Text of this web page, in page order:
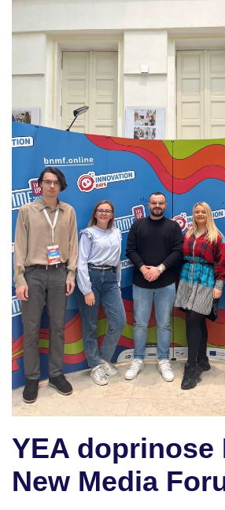
YEA doprinose
New Media